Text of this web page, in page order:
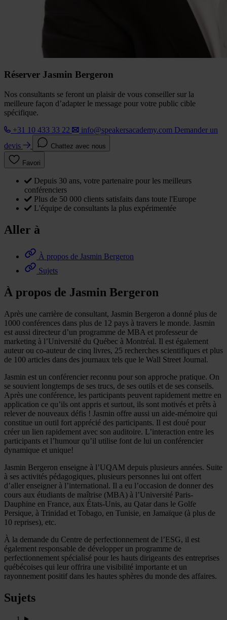
Réserver Jasmin Bergeron
Nos consultants se feront un plaisir de vous conseiller sur la
meilleure façon d’adapter le message pour votre public cible
spécifique.
+31 10 433 33 22
info@speakersacademy.com Demander un
devis
Chattez avec nous
Favori
Depuis 30 ans, votre partenaire pour les meilleurs
conférenciers
Plus de 50 000 clients satisfaits dans toute l'Europe
L'équipe de consultants la plus expérimentée
Aller à
À propos de Jasmin Bergeron
Sujets
À propos de Jasmin Bergeron
Après une carrière de consultant, Jasmin Bergeron a donné plus de
1000 conférences dans plus de 12 pays à travers le monde. Jasmin
est aussi directeur d’un programme de MBA et professeur de
marketing à l’Université du Québec à Montréal. Il est également
auteur ou co-auteur de cinq livres, 25 recherches scientifiques et plus
de 100 articles dans des journaux tels que le Wall Street Journal.
Jasmin est un conférencier reconnu pour son approche pratique. On
se souvient longtemps de ses trucs, de ses outils et de ses conseils.
Après une conférence, les participants peuvent rapidement mettre en
application ce qu’ils ont appris et surtout, ils sont motivés et prêts à
relever de nouveaux défis ! Jasmin offre aussi un aide-mémoire qui
constitue un outil fort apprécié des participants. Il est doué pour
créer un lien rapidement avec son auditoire. L’interaction entre les
participants et l’humour qu’il utilise font de lui un conférencier
dynamique et unique!
Jasmin Bergeron enseigne à l’UQAM depuis plusieurs années. Suite
à ses activités pédagogiques, plusieurs personnes lui ont offert
d’aller enseigner à l’international. Il a eu l’occasion de donner des
cours aux étudiants de maîtrise (MBA) à l’Université Paris-
Dauphine en France, aux États-Unis, au Qatar dans le Golfe
Persique, à Trinidad et Tobago, en Tunisie, en Jamaïque (à plus de
10 reprises), etc.
À la demande du Centre de perfectionnement de l’ESG, il est
également responsable de développer un programme de
perfectionnement spécialisé pour les hauts dirigeants des entreprises
québécoises qui leur offrira une visibilité importante et un
rayonnement positif dans les hautes sphères du monde des affaires.
Sujets